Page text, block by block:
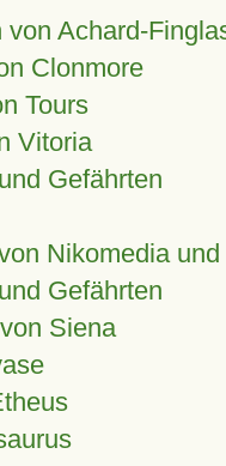
von Achard-
Clonmore
Tours
Vitoria
Gefährten
Nikomedia
Gefährten
Siena